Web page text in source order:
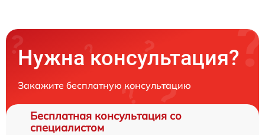
Нужна консультация?
Закажите бесплатную консультацию
Бесплатная консультация со
специалистом